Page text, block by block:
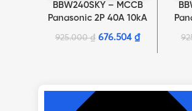
THÊM VÀO GIỎ HÀNG
BBW240SKY – MCCB
Panasonic 2P 40A 10kA
220VAC
925.000₫ 676.504 ₫
Thông số kỹ thuật của
NHẤN ĐỂ XEM TIẾP (THU GỌN)